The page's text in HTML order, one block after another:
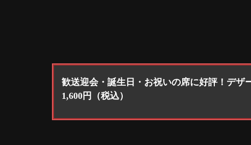
歓送迎会・誕生日・お祝いの席に好評！デザ
1,600円（税込）